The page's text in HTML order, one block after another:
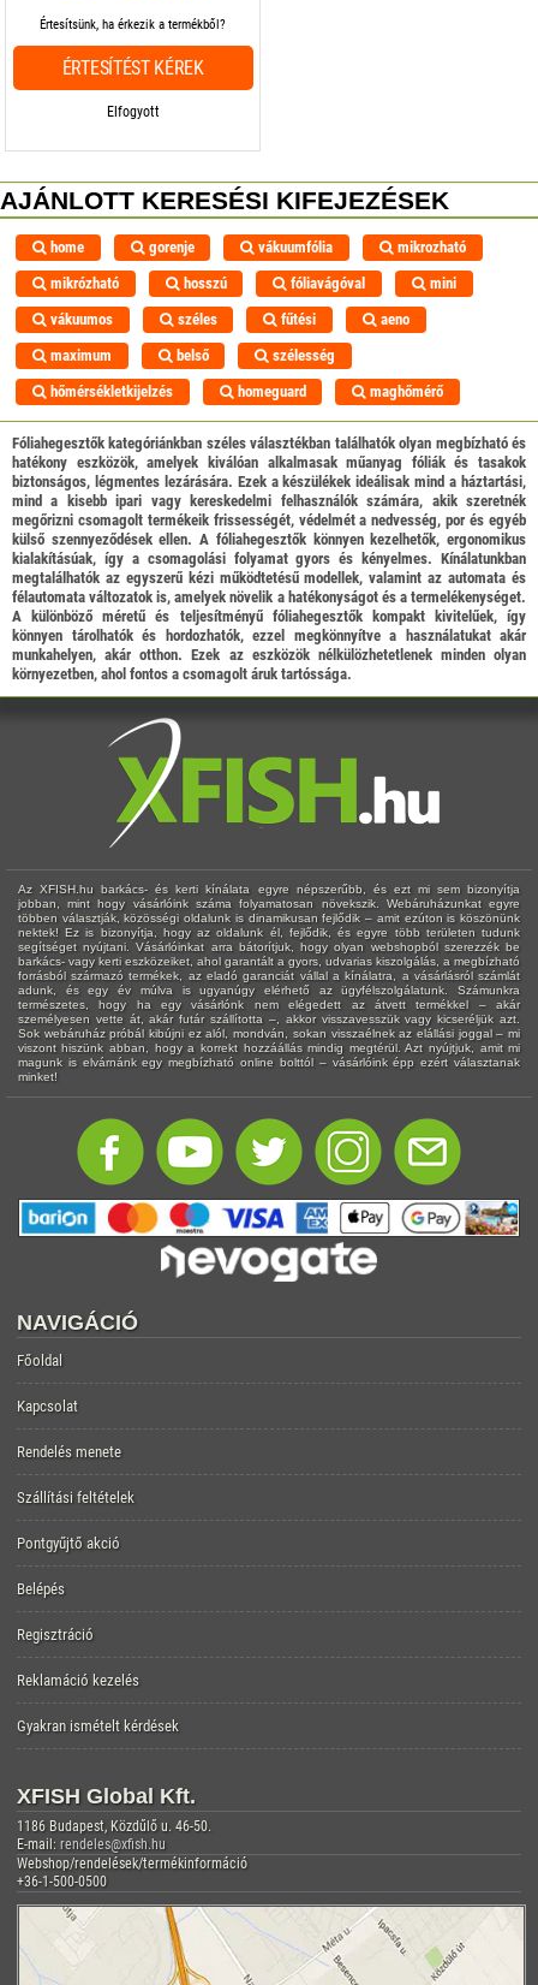
Elfogyott
Értesítsünk, ha érkezik a termékből?
ÉRTESÍTÉST KÉREK
AJÁNLOTT KERESÉSI KIFEJEZÉSEK
home gorenje vákuumfólia
mikrozható
mikrózható
hosszú fóliavágóval
mini
vákuumos
széles fűtési
aeno
maximum
belső
szélesség
hőmérsékletkijelzés
homeguard maghőmérő
Fóliahegesztők kategóriánkban széles választékban találhatók olyan megbízható és
hatékony eszközök, amelyek kiválóan alkalmasak műanyag fóliák és tasakok
biztonságos, légmentes lezárására. Ezek a készülékek ideálisak mind a háztartási,
mind a kisebb ipari vagy kereskedelmi felhasználók számára, akik szeretnék
megőrizni csomagolt termékeik frissességét, védelmét a nedvesség, por és egyéb
külső szennyeződések ellen. A fóliahegesztők könnyen kezelhetők, ergonomikus
kialakításúak, így a csomagolási folyamat gyors és kényelmes. Kínálatunkban
megtalálhatók az egyszerű kézi működtetésű modellek, valamint az automata és
félautomata változatok is, amelyek növelik a hatékonyságot és a termelékenységet.
A különböző méretű és teljesítményű fóliahegesztők kompakt kivitelűek, így
könnyen tárolhatók és hordozhatók, ezzel megkönnyítve a használatukat akár
munkahelyen, akár otthon. Ezek az eszközök nélkülözhetetlenek minden olyan
környezetben, ahol fontos a csomagolt áruk tartóssága.
Az XFISH.hu barkács- és kerti kínálata egyre népszerűbb, és ezt mi sem bizonyítja
jobban, mint hogy vásárlóink száma folyamatosan növekszik. Webáruházunkat egyre
többen választják, közösségi oldalunk is dinamikusan fejlődik – amit ezúton is köszönünk
nektek! Ez is bizonyítja, hogy az oldalunk él, fejlődik, és egyre több területen tudunk
segítséget nyújtani. Vásárlóinkat arra bátorítjuk, hogy olyan webshopból szerezzék be
barkács- vagy kerti eszközeiket, ahol garantált a gyors, udvarias kiszolgálás, a megbízható
forrásból származó termékek, az eladó garanciát vállal a kínálatra, a vásárlásról számlát
adunk, és egy év múlva is ugyanúgy elérhető az ügyfélszolgálatunk. Számunkra
természetes, hogy ha egy vásárlónk nem elégedett az átvett termékkel – akár
személyesen vette át, akár futár szállította –, akkor visszavesszük vagy kicseréljük azt.
Sok webáruház próbál kibújni ez alól, mondván, sokan visszaélnek az elállási joggal – mi
viszont hiszünk abban, hogy a korrekt hozzáállás mindig megtérül. Azt nyújtjuk, amit mi
magunk is elvárnánk egy megbízható online bolttól – vásárlóink épp ezért választanak
minket!
NAVIGÁCIÓ
Főoldal
Kapcsolat
Rendelés menete
Szállítási feltételek
Pontgyűjtő akció
Belépés
Regisztráció
Reklamáció kezelés
Gyakran ismételt kérdések
XFISH Global Kft.
1186 Budapest, Közdűlő u. 46-50.
E-mail: rendeles@xfish.hu
Webshop/rendelések/termékinformáció
+36-1-500-0500